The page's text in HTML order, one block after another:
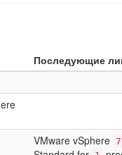
Последующие
VMware vSphere 7